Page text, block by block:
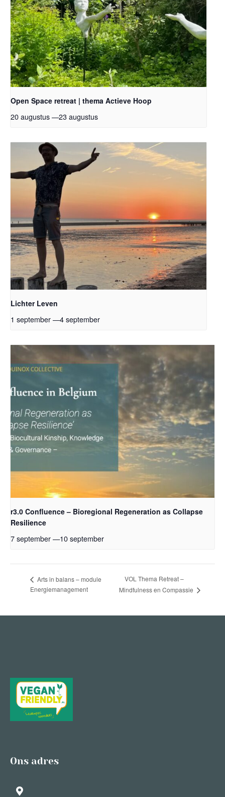
Open Space retreat | thema Actieve Hoop
20 augustus—23 augustus
Lichter Leven
1 september—4 september
r3.0 Confluence – Bioregional Regeneration as Collapse
Resilience
7 september—10 september
Arts in balans – module
Energiemanagement
VOL Thema Retreat –
Mindfulness en Compassie
Ons adres